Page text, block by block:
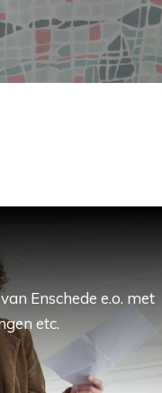
Enschede e.o. met
etc.